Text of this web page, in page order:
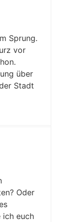
Sprung.
vor
über
Stadt
Oder
ich euch